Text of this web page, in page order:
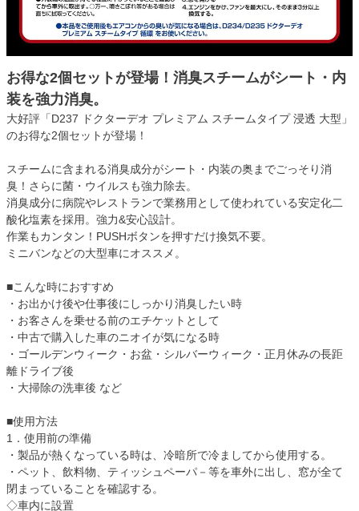
お得な2個セットが登場！消臭スチームがシート・内
装を強力消臭。
大好評「D237 ドクターデオ プレミアム スチームタイプ 浸透 大型」
のお得な2個セットが登場！
スチームに含まれる消臭成分がシート・内装の奥までごっそり消
臭！さらに菌・ウイルスも強力除去。
消臭成分に病院やレストランで業務用として使われている安定化二
酸化塩素を採用。強力&安心設計。
作業もカンタン！PUSHボタンを押すだけ換気不要。
ミニバンなどの大型車にオススメ。
■こんな時におすすめ
・お出かけ後や仕事後にしっかり消臭したい時
・お客さんを乗せる前のエチケットとして
・中古で購入した車のニオイが気になる時
・ゴールデンウィーク・お盆・シルバーウィーク・正月休みの長距
離ドライブ後
・大掃除の洗車後 など
■使用方法
1．使用前の準備
・製品が熱くなっている時は、冷暗所で冷ましてから使用する。
・ペット、飲料物、ティッシュペーパ－等を車外に出し、窓が全て
閉まっていることを確認する。
◇車内に設置